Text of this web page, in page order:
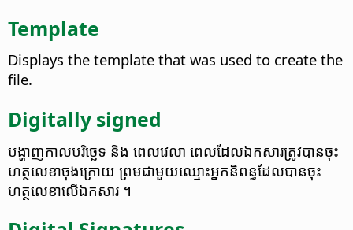
Template
Displays the template that was used to create the
file.
Digitally signed
បង្ហាញ​កាលបរិច្ឆេទ​ និង ពេល​វេលា​ ​​ពេល​ដែល​ឯកសារ​ត្រូវ​បាន​ចុះ​
ហត្ថលេខា​ចុង​ក្រោយ ព្រម​ជាមួយ​ឈ្មោះ​អ្នក​និពន្ធ​ដែល​បាន​ចុះ​
ហត្ថលេខា​លើ​ឯកសារ​ ។